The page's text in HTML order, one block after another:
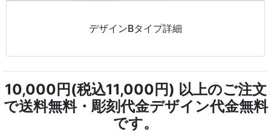
デザインBタイプ詳細
10,000円(税込11,000円) 以上のご注文
で送料無料・彫刻代金デザイン代金無料
です。